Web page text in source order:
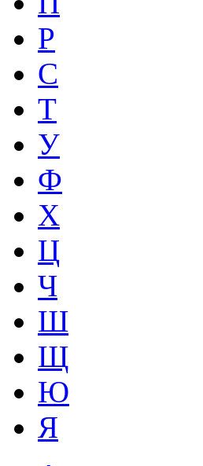
Р
С
Т
У
Ф
Х
Ц
Ч
Ш
Щ
Ю
Я